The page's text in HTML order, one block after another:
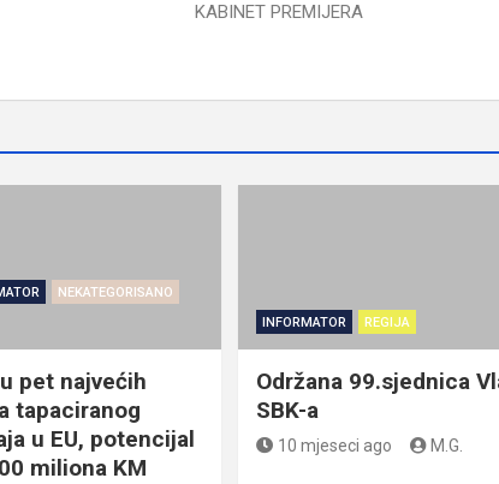
PREMIJERA
NEKATEGORISANO
pet najvećih
tapaciranog
u EU, potencijal
miliona KM
INFORMATOR REGIJA
Održana 99.sjednica
SBK-a
10 mjeseci ago M.G.